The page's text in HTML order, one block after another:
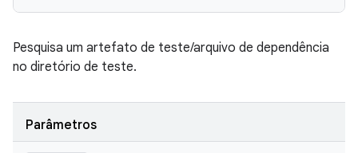
Pesquisa um artefato de teste/arquivo de dependência
no diretório de teste.
Parâmetros